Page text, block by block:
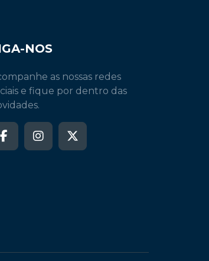
NOS
as nossas redes
e fique por dentro das